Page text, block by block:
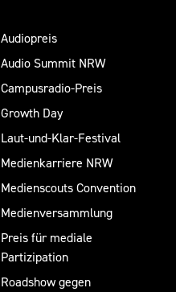
Audiopreis
Audio Summit NRW
Campusradio-Preis
Growth Day
Laut-und-Klar-Festival
Medienkarriere NRW
Medienscouts Convention
Medienversammlung
Preis für mediale
Partizipation
Roadshow gegen